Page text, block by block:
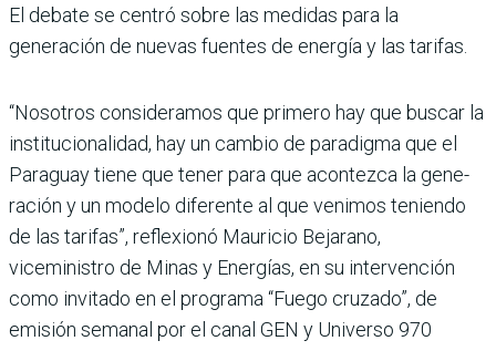
El debate se centró sobre las medidas para la
generación de nuevas fuentes de energía y las tarifas.
“Nosotros consideramos que primero hay que buscar la
institucionalidad, hay un cambio de paradigma que el
Paraguay tiene que tener para que acontezca la gene­
ración y un modelo diferente al que venimos teniendo
de las tarifas”, reflexionó Mau­ricio Bejarano,
viceministro de Minas y Energías, en su intervención
como invitado en el programa “Fuego cru­zado”, de
emisión semanal por el canal GEN y Universo 970